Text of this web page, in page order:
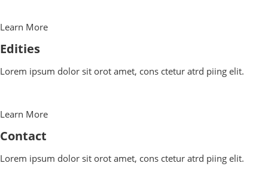
Learn More
Edities
Lorem ipsum dolor sit orot amet, cons ctetur atrd piing elit.​
Learn More
Contact
Lorem ipsum dolor sit orot amet, cons ctetur atrd piing elit.​